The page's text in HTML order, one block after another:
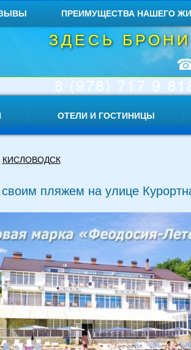
ПРЕИМУЩЕСТВА НАШЕГО
ЗДЕСЬ
8 (978) 717 9
ОТЕЛИ И ГОСТИНИЦЫ
КИСЛОВОДСК
пляжем на улице